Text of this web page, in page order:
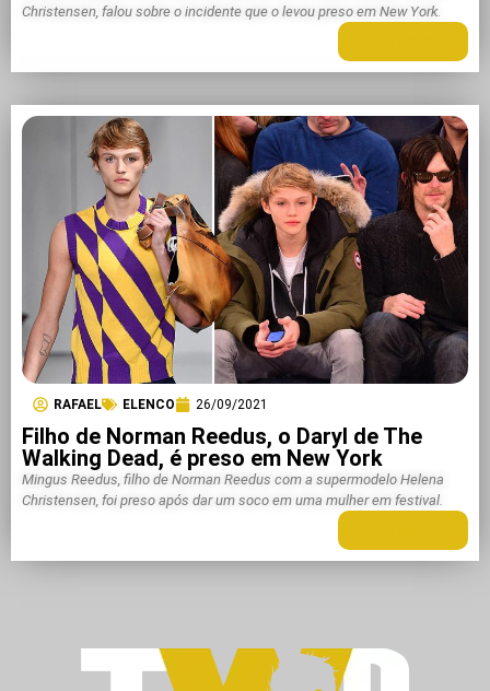
Christensen, falou sobre o incidente que o levou preso em New York.
RAFAEL ELENCO 26/09/2021
Filho de Norman Reedus, o Daryl de The
Walking Dead, é preso em New York
Mingus Reedus, filho de Norman Reedus com a supermodelo Helena
Christensen, foi preso após dar um soco em uma mulher em festival.